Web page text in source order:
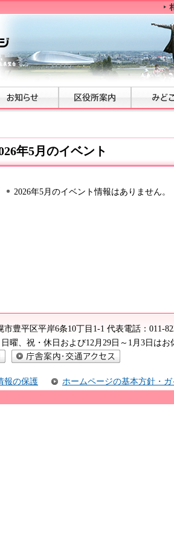
年5月のイベント
2026年5月のイベント情報はありません。
市豊平区平岸6条10丁目1-1 代表電話： 011-
曜、祝・休日および12月29日～1月3日はお
庁舎案内・交通アクセス
報の保護 ホームページの基本方針・